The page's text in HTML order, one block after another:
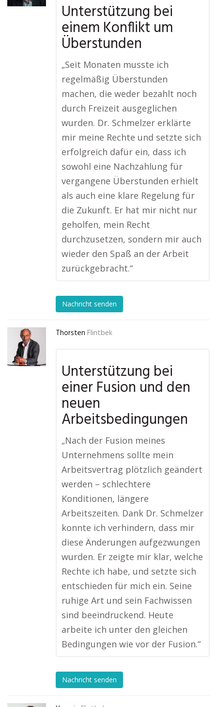
Unterstützung bei
einem Konflikt um
Überstunden
„Seit Monaten musste ich
regelmäßig Überstunden
machen, die weder bezahlt noch
durch Freizeit ausgeglichen
wurden. Dr. Schmelzer erklärte
mir meine Rechte und setzte sich
erfolgreich dafür ein, dass ich
sowohl eine Nachzahlung für
vergangene Überstunden erhielt
als auch eine klare Regelung für
die Zukunft. Er hat mir nicht nur
geholfen, mein Recht
durchzusetzen, sondern mir auch
wieder den Spaß an der Arbeit
zurückgebracht.“
Nachricht senden
Thorsten Flintbek
Unterstützung bei
einer Fusion und den
neuen
Arbeitsbedingungen
„Nach der Fusion meines
Unternehmens sollte mein
Arbeitsvertrag plötzlich geändert
werden – schlechtere
Konditionen, längere
Arbeitszeiten. Dank Dr. Schmelzer
konnte ich verhindern, dass mir
diese Änderungen aufgezwungen
wurden. Er zeigte mir klar, welche
Rechte ich habe, und setzte sich
entschieden für mich ein. Seine
ruhige Art und sein Fachwissen
sind beeindruckend. Heute
arbeite ich unter den gleichen
Bedingungen wie vor der Fusion.“
Nachricht senden